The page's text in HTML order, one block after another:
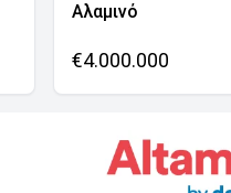
Αλαμινό
€4.000.000